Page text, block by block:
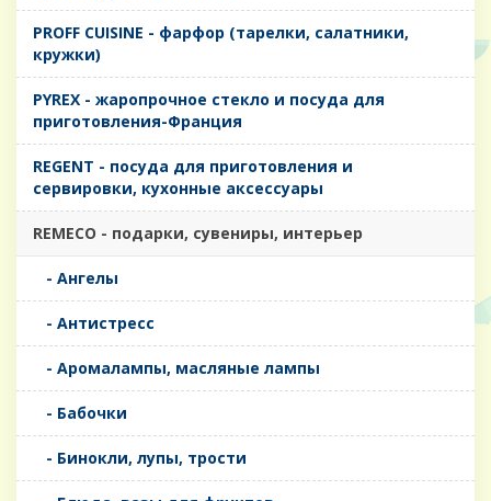
PROFF CUISINE - фарфор (тарелки, салатники,
кружки)
PYREX - жаропрочное стекло и посуда для
приготовления-Франция
REGENT - посуда для приготовления и
сервировки, кухонные аксессуары
REMECO - подарки, сувениры, интерьер
- Ангелы
- Антистресс
- Аромалампы, масляные лампы
- Бабочки
- Бинокли, лупы, трости